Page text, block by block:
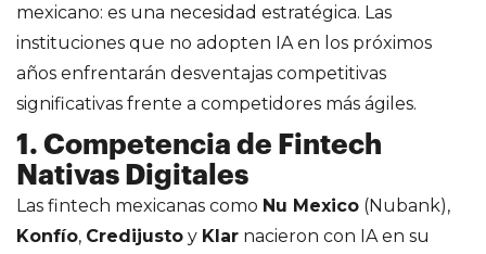
mexicano: es una necesidad estratégica. Las
instituciones que no adopten IA en los próximos
años enfrentarán desventajas competitivas
significativas frente a competidores más ágiles.
1. Competencia de Fintech
Nativas Digitales
Las fintech mexicanas como Nu Mexico (Nubank),
Konfío, Credijusto y Klar nacieron con IA en su